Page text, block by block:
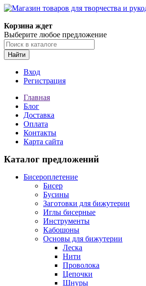
Корзина ждет
Выберите любое предложение
Найти
Вход
Регистрация
Главная
Блог
Доставка
Оплата
Контакты
Карта сайта
Каталог предложений
Бисероплетение
Бисер
Бусины
Заготовки для бижутерии
Иглы бисерные
Инструменты
Кабошоны
Основы для бижутерии
Леска
Нити
Проволока
Цепочки
Шнуры